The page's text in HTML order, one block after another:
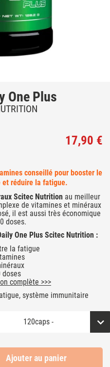
One Plus
17,90 €
conseillé pour booster le
réduire la fatigue.
Scitec Nutrition au meilleur
de vitamines et minéraux
il est aussi très économique
doses.
One Plus Scitec Nutrition :
la fatigue
doses
complète >>>
système immunitaire
Ajouter au panier